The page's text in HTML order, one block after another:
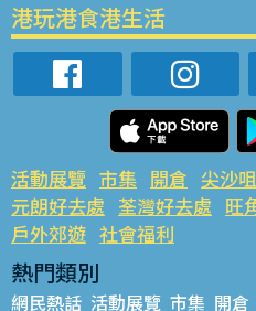
港玩港食港生活
活動展覽 市集 開倉 尖沙
元朗好去處 荃灣好去處 旺
戶外郊遊 社會福利
熱門類別
網民熱話 活動展覽 市集 開倉